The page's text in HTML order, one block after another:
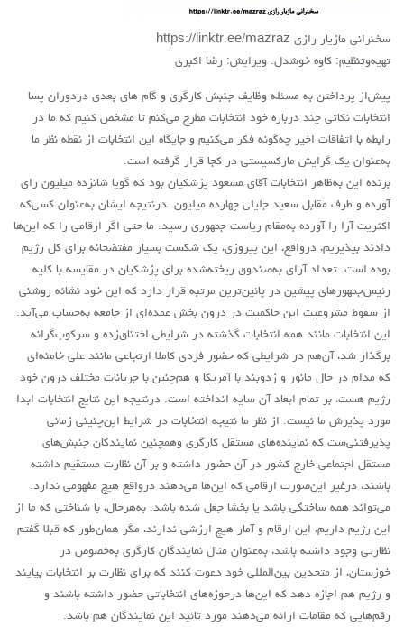
بحث
زنان
کارگران
ادبی
سیاسی
فلسفی
مباحثات
تئوری
کومله
روشنفکران مارکسیست
حزب کمونیست کارگری
راه کارگر
حزب کمونیست ایران
کومله
سخنرانی مازیار رازی https://linktr.ee/mazraz
تهیه‌وتنظیم: کاوه خوشدل. ویرایش: رضا اکبری
پیش‌از پرداختن به مسئله وظایف جنبش کارگری و گام های بعدی دردوران پسا
انتخابات نکاتی چند درباره خود انتخابات مطرح می‌کنم تا مشخص کنیم که ما در
رابطه با اتفاقات اخیر چه‌گونه فکر می‌کنیم و جایگاه این انتخابات از نقطه نظر ما
به‌عنوان یک گرایش مارکسیستی در کجا قرار گرفته است.
برنده این به‌ظاهر انتخابات آقای مسعود پزشکیان بود که گویا شانزده میلیون رای
آورده و طرف مقابل سعید جلیلی چهارده میلیون. درنتیجه ایشان به‌عنوان کسی‌که
اکثریت آرا را آورده به‌مقام ریاست جمهوری رسید. ما حتی اگر ارقامی را که این‌ها
دادند بپذیریم، درواقع، این پیروزی، یک شکست بسیار مفتضحانه برای کل رژیم
بوده است. تعداد آرای به‌صندوق ریخته‌شده برای پزشکیان در مقایسه با کلیه
رئیس‌جمهورهای پیشین در پائین‌ترین مرتبه قرار دارد که این خود نشانه روشنی
از سقوط مشروعیت این حاکمیت در درون بخش عمده‌ای از جامعه به‌حساب می‌آید.
این انتخابات مانند همه انتخابات گذشته در شرایطی اختناق‌زده و سرکوب‌گرانه
برگذار شد، آن‌هم در شرایطی که حضور فردی کاملا ارتجاعی مانند علی خامنه‌ای
که مدام در حال مانور و زد‌و‌بند با آمریکا و هم‌چنین با جریانات مختلف درون خود
رژیم هست، بر تمام ‌ابعاد آن سایه انداخته است. درنتیجه این نتایج انتخابات ابدا
مورد پذیرش ما نیست. از نظر ما نتیجه انتخابات در شرایط این‌چنینی زمانی
پذیرفتنی‌ست که نماینده‌های مستقل کارگری وهمچنین نمایندگان جنبش‌های
مستقل اجتماعی خارج کشور در آن حضور داشته و بر آن نظارت مستقیم داشته
باشند، درغیر این‌صورت ارقامی که این‌ها می‌دهند درواقع هیچ مفهومی ندار‌د.
می‌تواند همه ساختگی باشد یا بخشا جعل شده باشد. به‌هرحال، با شناختی که ما از
این رژیم داریم، این ارقام و آمار هیچ ارزشی ندارند، مگر همان‌طور که قبلا گفتم
نظارتی وجود داشته باشد، به‌عنوان مثال نمایندگان کارگری به‌خصوص در
خوزستان، از متحدین بین‌المللی خود دعوت کنند که برای نظارت بر انتخابات بیایند
و رژیم هم اجازه دهد که این‌ها درحوزه‌های انتخاباتی حضور داشته باشند و
رقم‌هایی که مقامات ارائه می‌دهند مورد تائید این نمایندگان هم باشد.